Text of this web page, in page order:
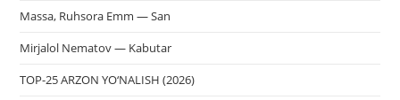
Massa, Ruhsora Emm — San
Mirjalol Nematov — Kabutar
TOP-25 ARZON YO‘NALISH (2026)